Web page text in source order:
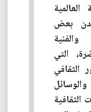
بعض
التي
الثقافي
الثقافية